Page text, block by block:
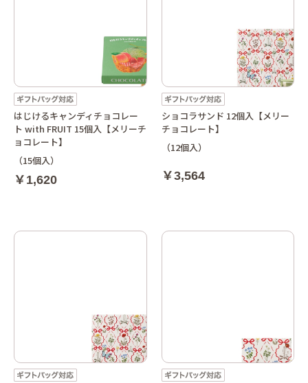
はじけるキャンディチョコレー
ト with FRUIT 15個入【メリーチ
ョコレート】
（15個入）
￥1,620
ショコラサンド 12個入【メリー
チョコレート】
（12個入）
￥3,564